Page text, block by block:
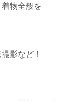
物全般を
影など！